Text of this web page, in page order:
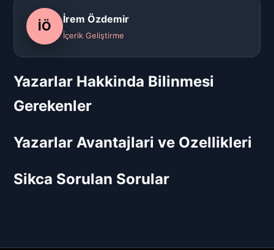
İÖ
İrem Özdemir
İçerik Geliştirme
Yazarlar Hakkinda Bilinmesi
Gerekenler
Yazarlar Avantajlari ve Ozellikleri
Sikca Sorulan Sorular